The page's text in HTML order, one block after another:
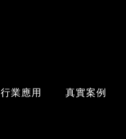
行業應用 真實案例